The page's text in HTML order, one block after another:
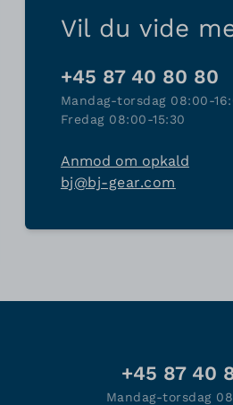
Vil du vide
+45 87 40 80 80
Mandag-torsdag 08:00-
Fredag 08:00-15:30
Anmod om opkald
bj@bj-gear.com
+45 87 40
Mandag-torsdag